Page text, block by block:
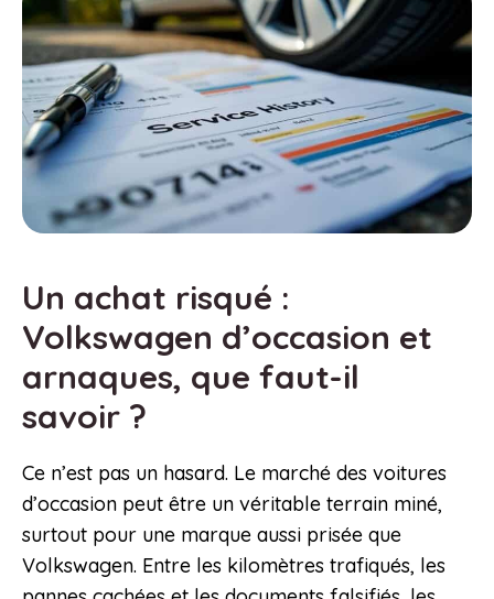
Un achat risqué :
Volkswagen d’occasion et
arnaques, que faut-il
savoir ?
Ce n’est pas un hasard. Le marché des voitures
d’occasion peut être un véritable terrain miné,
surtout pour une marque aussi prisée que
Volkswagen. Entre les kilomètres trafiqués, les